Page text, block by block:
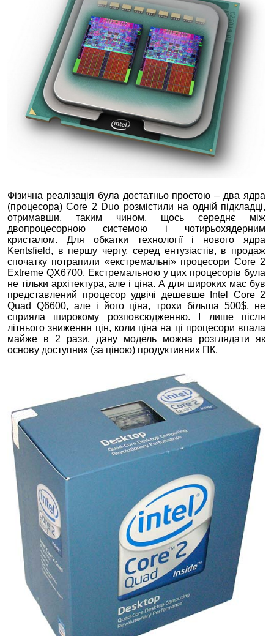
Фізична реалізація була достатньо простою – два ядра
(процесора) Core 2 Duo розмістили на одній підкладці,
отримавши, таким чином, щось середнє між
двопроцесорною системою і чотирьохядерним
кристалом. Для обкатки технології і нового ядра
Kentsfield, в першу чергу, серед ентузіастів, в продаж
спочатку потрапили «екстремальні» процесори Core 2
Extreme QX6700. Екстремальною у цих процесорів була
не тільки архітектура, але і ціна. А для широких мас був
представлений процесор удвічі дешевше Intel Core 2
Quad Q6600, але і його ціна, трохи більша 500$, не
сприяла широкому розповсюдженню. І лише після
літнього зниження цін, коли ціна на ці процесори впала
майже в 2 рази, дану модель можна розглядати як
основу доступних (за ціною) продуктивних ПК.